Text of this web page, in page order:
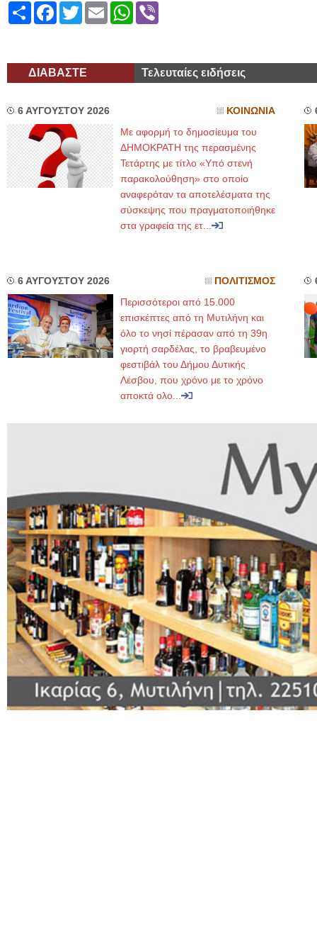
ShareFacebook
TwitterEmailWhatsApp
ΔΙΑΒΑΣΤΕ Τελευταίες ειδήσεις
6 ΑΥΓΟΥΣΤΟΥ 2026 ΚΟΙΝΩΝΙΑ
Με αφορμή το δημοσίευμα του
ΔΗΜΟΚΡΑΤΗ της περασμένης
Τετάρτης με τίτλο «Υπό στενή
παρακολούθηση» στο οποίο
αναφερόταν τα αποτελέσματα της
σύσκεψης που πραγματοποιήθηκε
στα γραφεία της ετ...
6 ΑΥΓΟΥΣΤΟΥ 2026 ΠΟΛΙΤΙΣΜΟΣ
Περισσότεροι από 15.000
επισκέπτες από τη Μυτιλήνη και
όλο το νησί πέρασαν από τη 39η
γιορτή σαρδέλας, το βραβευμένο
φεστιβάλ του Δήμου Δυτικής
Λέσβου, που χρόνο με το χρόνο
αποκτά ολο...